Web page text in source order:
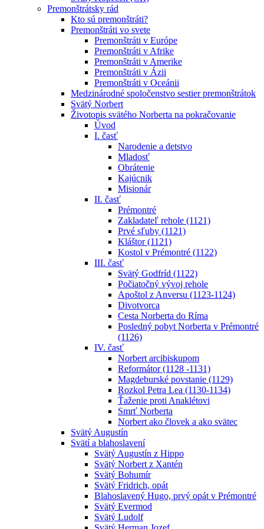
Premonštrátsky rád
Kto sú premonštráti?
Premonštráti vo svete
Premonštráti v Európe
Premonštráti v Afrike
Premonštráti v Amerike
Premonštráti v Ázii
Premonštráti v Oceánii
Medzinárodné spoločenstvo sestier premonštrátok
Svätý Norbert
Životopis svätého Norberta na pokračovanie
Úvod
I. časť
Narodenie a detstvo
Mladosť
Obrátenie
Kajúcnik
Misionár
II. časť
Prémontré
Zakladateľ rehole (1121)
Prvé sľuby (1121)
Kláštor (1121)
Kostol v Prémontré (1122)
III. časť
Svätý Godfríd (1122)
Počiatočný vývoj rehole
Apoštol z Anversu (1123-1124)
Divotvorca
Cesta Norberta do Ríma
Posledný pobyt Norberta v Prémontré
(1126)
IV. časť
Norbert arcibiskupom
Reformátor (1128 -1131)
Magdeburské povstanie (1129)
Rozkol Petra Lea (1130-1134)
Ťaženie proti Anaklétovi
Smrť Norberta
Norbert ako človek a ako svätec
Svätý Augustín
Svätí a blahoslavení
Svätý Augustín z Hippo
Svätý Norbert z Xantén
Svätý Bohumír
Svätý Fridrich, opát
Blahoslavený Hugo, prvý opát v Prémontré
Svätý Evermod
Svätý Ludolf